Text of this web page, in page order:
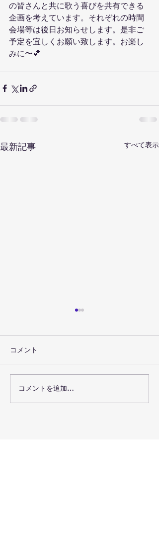
の皆さんと共に歌う喜びを共有できる
企画を考えています。それぞれの時間
会場等は後日お知らせします。是非ご
予定を宜しくお願い致します。お楽し
みに〜💕
最新記事 すべて表示
聴き合うことの喜び
コメント
コメントを追加…